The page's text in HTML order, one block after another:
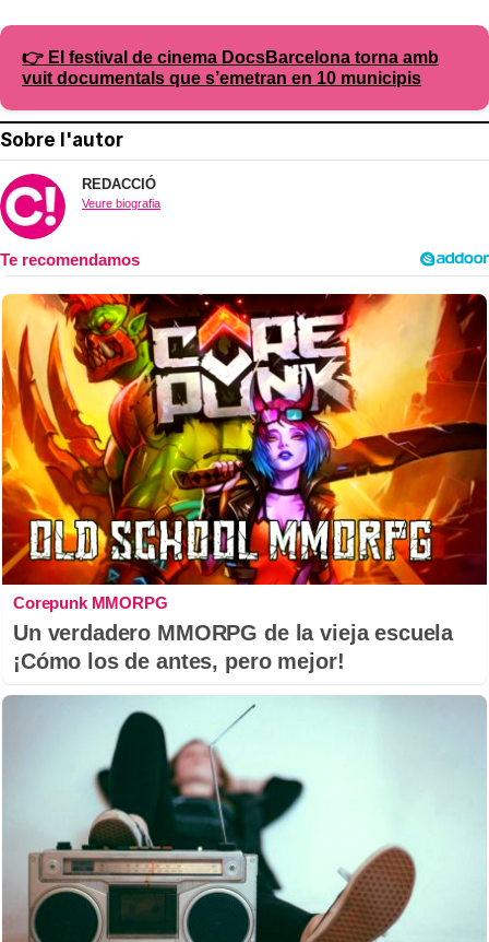
👉 El festival de cinema DocsBarcelona torna amb
vuit documentals que s’emetran en 10 municipis
Sobre l'autor
REDACCIÓ
Veure biografia
Corepunk MMORPG
Un verdadero MMORPG de la vieja escuela
¡Cómo los de antes, pero mejor!